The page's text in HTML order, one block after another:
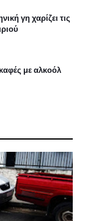
γη χαρίζει τις
με αλκοόλ